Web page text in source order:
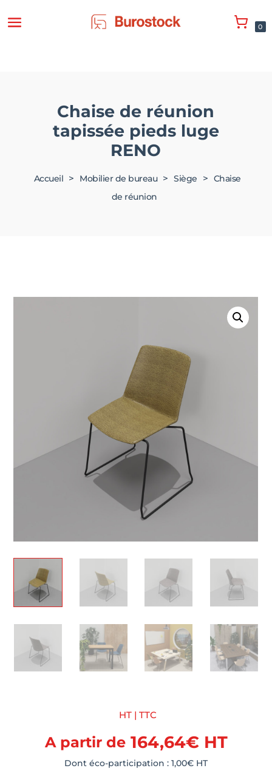
0
Chaise de réunion
tapissée pieds luge
RENO
Accueil > Mobilier de bureau > Siège > Chaise
de réunion
HT | TTC
A partir de 164,64€HT
Dont éco-participation : 1,00€ HT